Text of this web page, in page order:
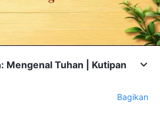
Mengenal Tuhan | Kutipan
Bagikan